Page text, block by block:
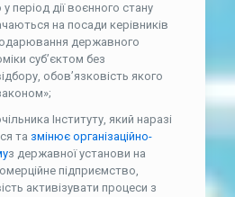
період дії воєнного стану
на посади керівників
державного
суб’єктом без
обов’язковість якого
Інституту, який наразі
та змінює організаційно-
з державної установи на
підприємство,
активізувати процеси з